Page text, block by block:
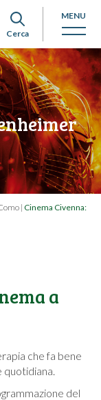
MENU
Cerca
| Cinema Civenna:
a
che fa bene
del